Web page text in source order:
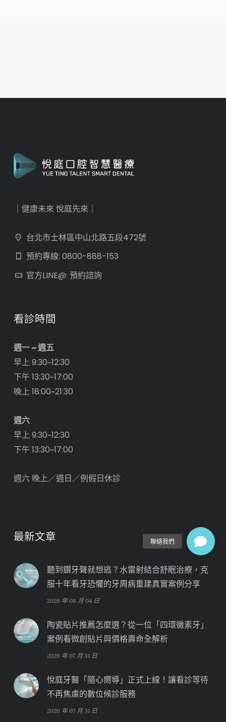
｜健康未來 悅庭先來｜
台北市士林區中山北路五段472號
預約專線: 0800-888-153
官方LINE@: 預約諮詢
看診時間
週一 ~ 週五
早上 9:30~12:30
下午 13:30~17:00
晚上 18:00~21:30
週六
早上 9:30~12:30
下午 13:30~17:00
週六 晚上／週日／例假日休診
最新文章
聽到鑽牙聲就想逃？水雷射結合舒眠治療，克
服十年看牙恐懼的牙周病重建真實案例分享
2026 年 08 月 04 日
陶瓷貼片推薦怎麼選？從一位「四環黴素牙」
案例看微創貼片與價格壽命全解析
2026 年 07 月 31 日
悅庭牙醫「隨心嚮導」正式上線！讓看診等待
不再焦慮的數位候診服務
2026 年 07 月 31 日